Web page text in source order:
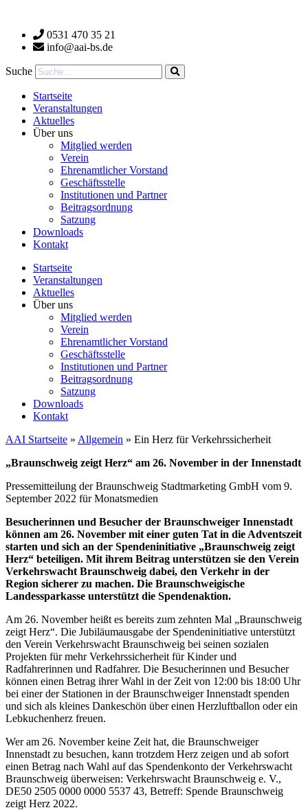
wechseln 0531 470 35 21
info@aai-bs.de
Suche
Startseite
Veranstaltungen
Aktuelles
Über uns
Mitglied werden
Verein
Ehrenamtlicher Vorstand
Geschäftsstelle
Institutionen und Partner
Beitragsordnung
Satzung
Downloads
Kontakt
Startseite
Veranstaltungen
Aktuelles
Über uns
Mitglied werden
Verein
Ehrenamtlicher Vorstand
Geschäftsstelle
Institutionen und Partner
Beitragsordnung
Satzung
Downloads
Kontakt
AAI Startseite » Allgemein » Ein Herz für Verkehrssicherheit
„Braunschweig zeigt Herz“ am 26. November in der Innenstadt
Pressemitteilung der Braunschweig Stadtmarketing GmbH vom 9.
September 2022 für Monatsmedien
Besucherinnen und Besucher der Braunschweiger Innenstadt
können am 26. November mit einer guten Tat in die Adventszeit
starten und sich an der Spendeninitiative „Braunschweig zeigt
Herz“ beteiligen. Mit ihrem Beitrag unterstützen sie den Verein
Verkehrswacht Braunschweig dabei, den Verkehr in der
Region sicherer zu machen. Die Braunschweigische
Landessparkasse unterstützt die Spendenaktion.
Am 26. November heißt es bereits zum zehnten Mal „Braunschweig
zeigt Herz“. Die Jubiläumausgabe der Spendeninitiative unterstützt
den Verein Verkehrswacht Braunschweig bei seinen sozialen
Projekten für mehr Verkehrssicherheit für Kinder und
Radfahrerinnen und Radfahrer. Die Besucherinnen und Besucher
können einen Betrag ihrer Wahl in der Zeit von 12:00 bis 18:00 Uhr
bei einer der Stationen in der Braunschweiger Innenstadt spenden
und sich als kleines Dankeschön über einen Herzluftballon oder ein
Lebkuchenherz freuen.
Wer am 26. November keine Zeit hat, die Braunschweiger
Innenstadt zu besuchen, kann trotzdem Herz zeigen und ab sofort
einen Betrag nach Wahl auf das Spendenkonto der Verkehrswacht
Braunschweig überweisen: Verkehrswacht Braunschweig e. V.,
DE50 2505 0000 0000 5537 43, Betreff: Spende Braunschweig
zeigt Herz 2022.